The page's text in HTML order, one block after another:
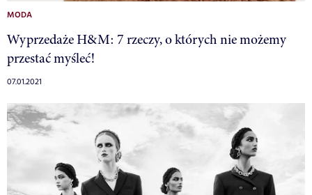
MODA
Wyprzedaże H&M: 7 rzeczy, o których nie możemy
przestać myśleć!
07.01.2021